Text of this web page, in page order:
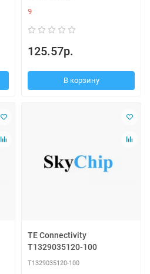
9
125.57р.
В корзину
TE Connectivity
T1329035120-100
T1329035120-100